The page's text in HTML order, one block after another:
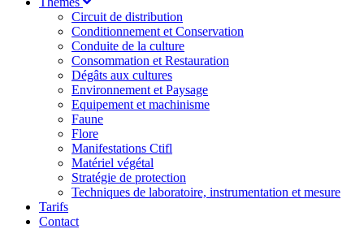
Circuit de distribution
Conditionnement et Conservation
Conduite de la culture
Consommation et Restauration
Dégâts aux cultures
Environnement et Paysage
Equipement et machinisme
Faune
Flore
Manifestations Ctifl
Matériel végétal
Stratégie de protection
Techniques de laboratoire, instrumentation et mesure
Tarifs
Contact